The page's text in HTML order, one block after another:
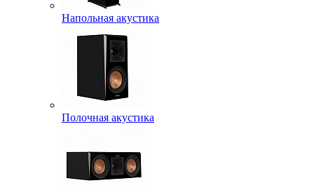
Напольная акустика
Полочная акустика